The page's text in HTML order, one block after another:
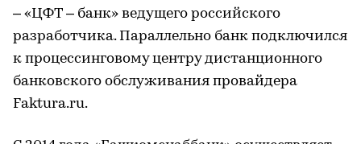
– «ЦФТ – банк» ведущего российского
разработчика. Параллельно банк подключился
к процессинговому центру дистанционного
банковского обслуживания провайдера
Faktura.ru.